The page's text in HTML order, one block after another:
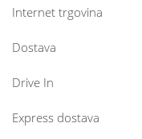
Internet trgovina
Dostava
Drive In
Express dostava